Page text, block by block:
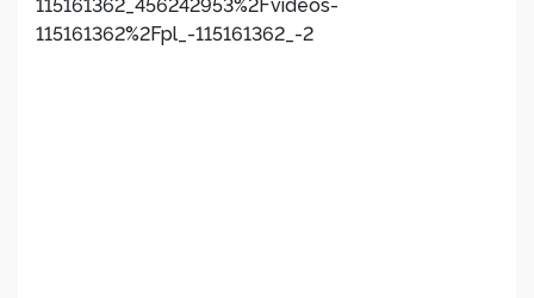
115161362_456242953%2Fvideos-
115161362%2Fpl_-115161362_-2